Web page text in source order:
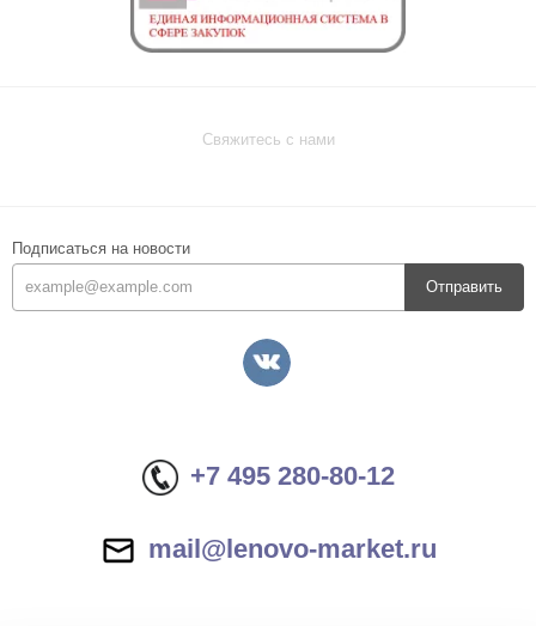
Свяжитесь с нами
Подписаться на новости
Отправить
+7 495 280-80-12
mail@lenovo-market.ru